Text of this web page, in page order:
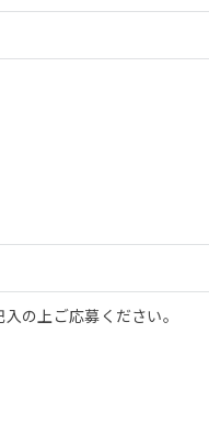
の上ご応募ください。